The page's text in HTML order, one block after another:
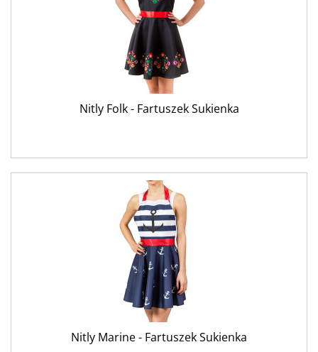
Nitly Folk - Fartuszek Sukienka
Nitly Marine - Fartuszek Sukienka